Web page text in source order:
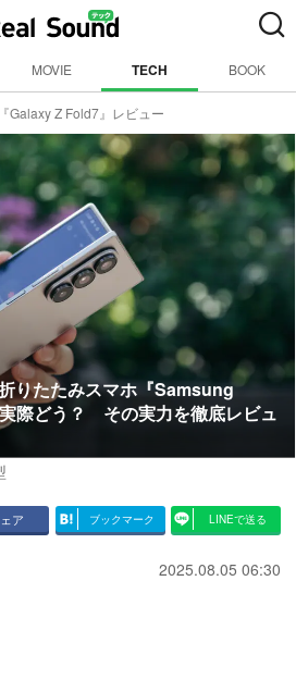
MOVIE TECH BOOK
『Galaxy Z Fold7』レビュー
りたたみスマホ『Samsung
際どう？ その実力を徹底レビュ
ア ブックマーク LINEで送る
2025.08.05 06:30